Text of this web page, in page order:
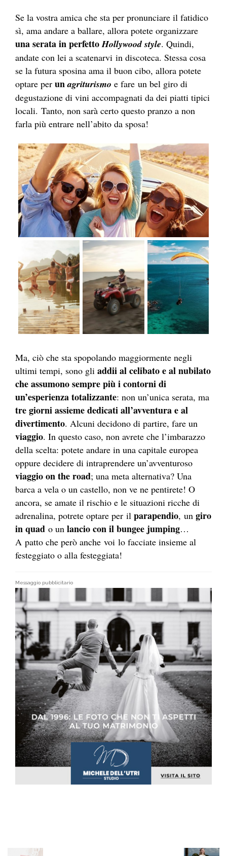
Se la vostra amica che sta per pronunciare il fatidico
sì, ama andare a ballare, allora potete organizzare
una serata in perfettoHollywood style. Quindi,
andate con lei a scatenarvi in discoteca. Stessa cosa
se la futura sposina ama il buon cibo, allora potete
optare per unagriturismo e fare un bel giro di
degustazione di vini accompagnati da dei piatti tipici
locali. Tanto, non sarà certo questo pranzo a non
farla più entrare nell’abito da sposa!
Ma, ciò che sta spopolando maggiormente negli
ultimi tempi, sono gli addii al celibato e al nubilato
che assumono sempre più i contorni di
un’esperienza totalizzante: non un’unica serata, ma
tre giorni assiemededicati all’avventura e al
divertimento. Alcuni decidono di partire, fare un
viaggio. In questo caso, non avrete che l’imbarazzo
della scelta: potete andare in una capitale europea
oppure decidere di intraprendere un’avventuroso
viaggio on the road; una meta alternativa? Una
barca a vela o un castello, non ve ne pentirete! O
ancora, se amate il rischio e le situazioni ricche di
adrenalina, potrete optare per il parapendio, un giro
in quad o un lancio con il bungee jumping…
A patto che però anche voi lo facciate insieme al
festeggiato o alla festeggiata!
Messaggio pubblicitario